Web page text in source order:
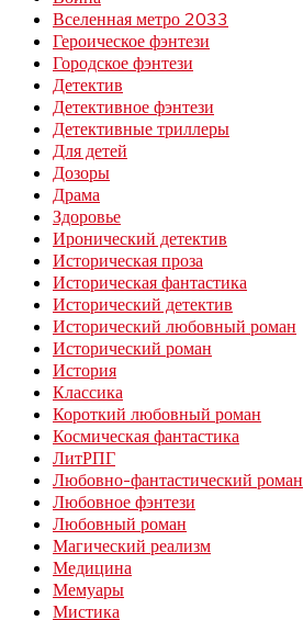
Вселенная метро 2033
Героическое фэнтези
Городское фэнтези
Детектив
Детективное фэнтези
Детективные триллеры
Для детей
Дозоры
Драма
Здоровье
Иронический детектив
Историческая проза
Историческая фантастика
Исторический детектив
Исторический любовный роман
Исторический роман
История
Классика
Короткий любовный роман
Космическая фантастика
ЛитРПГ
Любовно-фантастический роман
Любовное фэнтези
Любовный роман
Магический реализм
Медицина
Мемуары
Мистика